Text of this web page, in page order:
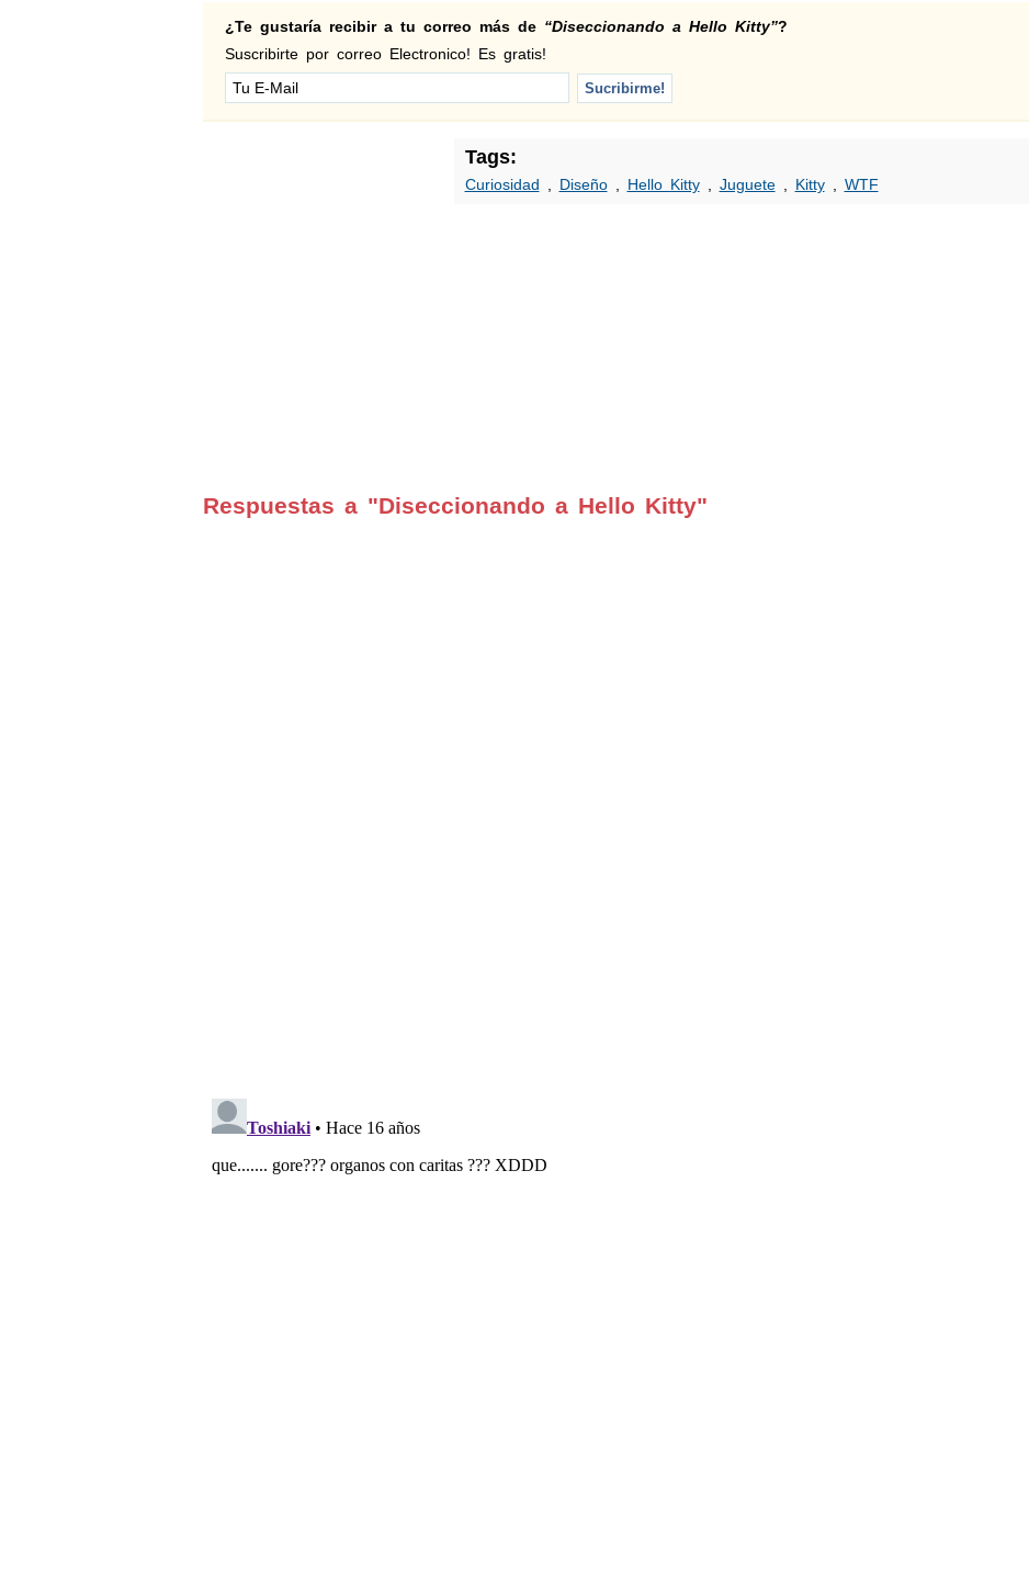
¿Te gustaría recibir a tu correo más de “Diseccionando a Hello Kitty”?
Suscribirte por correo Electronico! Es gratis!
Tags:
Curiosidad Diseño, Hello Kitty, Juguete, Kitty, WTF
Respuestas a "Diseccionando a Hello Kitty"